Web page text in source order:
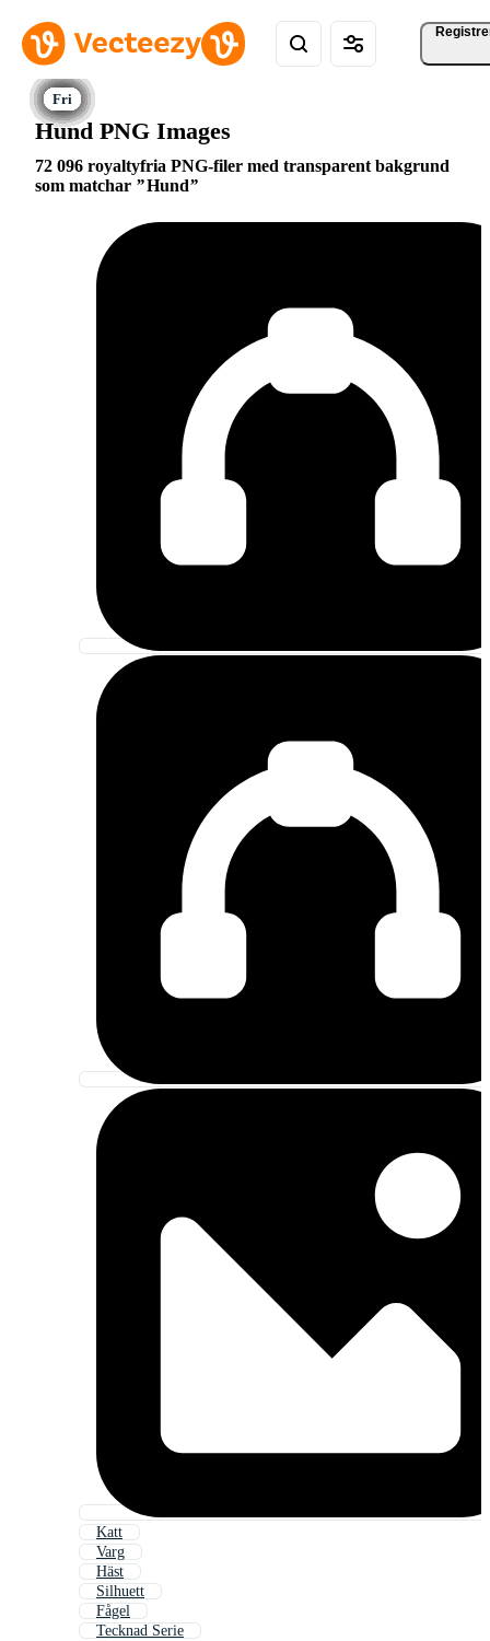
Hund PNG Images
72 096 royaltyfria PNG-filer med transparent bakgrund
som matchar
Hund
Katt
Varg
Häst
Silhuett
Fågel
Tecknad Serie